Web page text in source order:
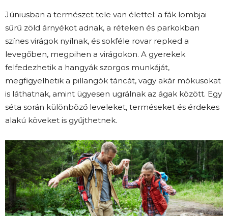
Júniusban a természet tele van élettel: a fák lombjai
sűrű zöld árnyékot adnak, a réteken és parkokban
színes virágok nyílnak, és sokféle rovar repked a
levegőben, megpihen a virágokon. A gyerekek
felfedezhetik a hangyák szorgos munkáját,
megfigyelhetik a pillangók táncát, vagy akár mókusokat
is láthatnak, amint ügyesen ugrálnak az ágak között. Egy
séta során különböző leveleket, terméseket és érdekes
alakú köveket is gyűjthetnek.